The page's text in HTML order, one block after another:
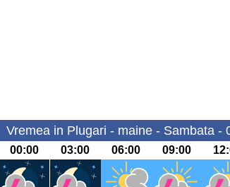
Vremea in Plugari - maine - Sambata -
00:00 03:00 06:00 09:00